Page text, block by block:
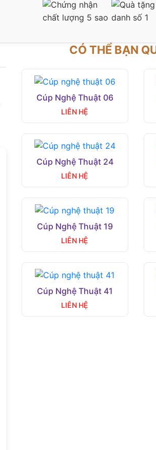
CÓ THỂ BẠN
Cúp Nghệ Thuật 06
LIÊN HỆ
Cúp Nghệ Thuật 24
LIÊN HỆ
Cúp Nghệ Thuật 19
LIÊN HỆ
Cúp Nghệ Thuật 41
LIÊN HỆ